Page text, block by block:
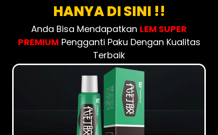
HANYA DI SINI !!
Anda Bisa Mendapatkan LEM SUPER
PREMIUMPengganti Paku Dengan Kualitas
Terbaik